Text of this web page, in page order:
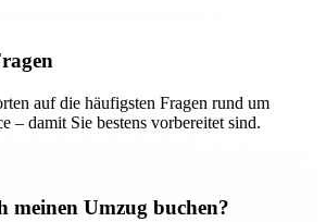
auf die häufigsten Fragen rund um
– damit Sie bestens vorbereitet sind.
meinen Umzug buchen?